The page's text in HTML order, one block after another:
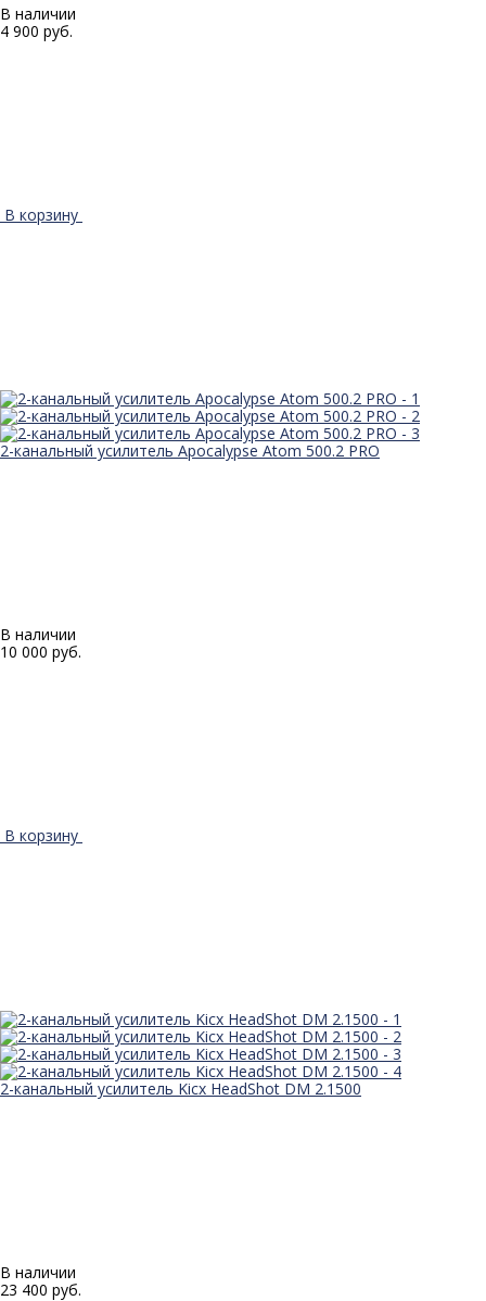
В наличии
4 900 руб.
В корзину
2-канальный усилитель Apocalypse Atom 500.2 PRO
В наличии
10 000 руб.
В корзину
2-канальный усилитель Kicx HeadShot DM 2.1500
В наличии
23 400 руб.